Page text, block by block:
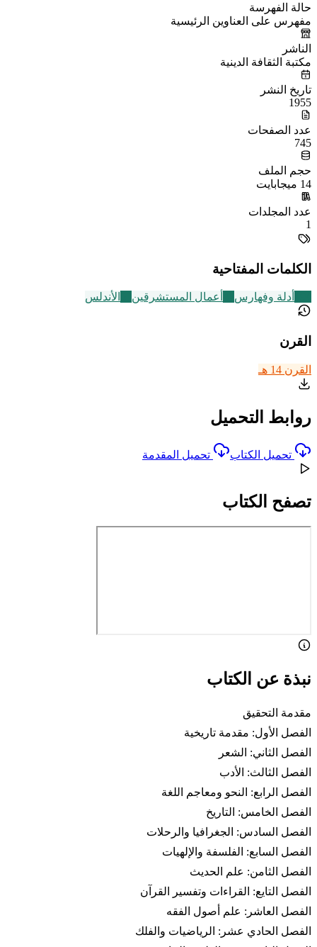
حالة الفهرسة
مفهرس على العناوين الرئيسية
الناشر
مكتبة الثقافة الدينية
تاريخ النشر
1955
عدد الصفحات
745
حجم الملف
14 ميجابايت
عدد المجلدات
1
الكلمات المفتاحية
أدلة وفهارس أعمال المستشرقين الأندلس
القرن
القرن 14 هـ
روابط التحميل
تحميل الكتاب تحميل المقدمة
تصفح الكتاب
نبذة عن الكتاب
مقدمة التحقيق
الفصل الأول: مقدمة تاريخية
الفصل الثاني: الشعر
الفصل الثالث: الأدب
الفصل الرابع: النحو ومعاجم اللغة
الفصل الخامس: التاريخ
الفصل السادس: الجغرافيا والرحلات
الفصل السابع: الفلسفة والإلهيات
الفصل الثامن: علم الحديث
الفصل التايع: القراءات وتفسير القرآن
الفصل العاشر: علم أصول الفقه
الفصل الحادي عشر: الرياضيات والفلك